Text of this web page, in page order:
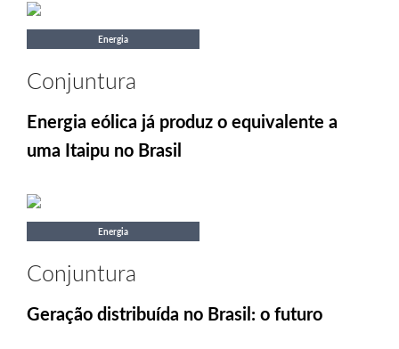
Energia
Conjuntura
Energia eólica já produz o equivalente a
uma Itaipu no Brasil
Energia
Conjuntura
Geração distribuída no Brasil: o futuro